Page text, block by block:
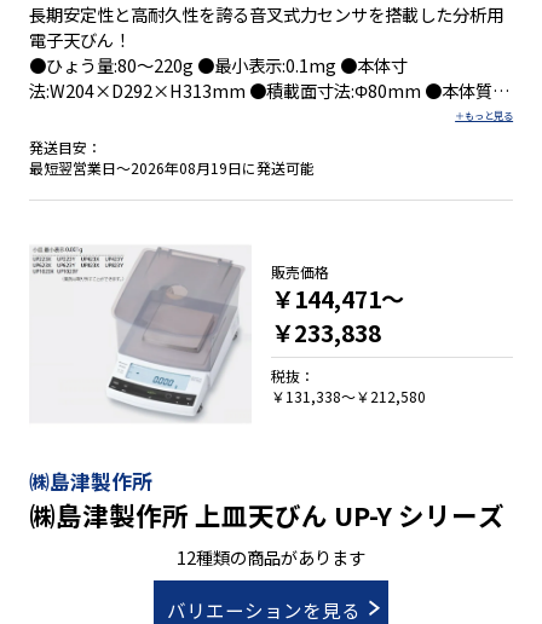
長期安定性と高耐久性を誇る音叉式力センサを搭載した分析用
電子天びん！
●ひょう量:80～220g ●最小表示:0.1mg ●本体寸
法:W204×D292×H313mm ●積載面寸法:Φ80mm ●本体質
●微量計量時に最適な応答性・安定性
●高精度を保つ「全自動スパン調整」機能を搭載
●校正時機を知らせるアドバイスＣＡＬ機能を搭載
●耐振動性を強化し表示の安定性を向上 ※
●フリーキーを搭載し操作性を向上 ※
●パスワードによるセキュリティ管理が可能
※当社従来品との比較
発送目安：
最短翌営業日～2026年08月19日に発送可能
㈱島津製作所
㈱島津製作所 上皿天びん UP-Y シリーズ
12種類の商品があります
バリエーションを見る
販売価格
￥144,471～
￥233,838
税抜：
￥131,338～￥212,580